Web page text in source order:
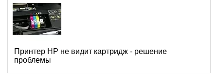
Принтер HP не видит картридж - решение
проблемы